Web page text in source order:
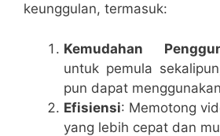
keunggulan, termasuk:
Kemudahan
untuk pemula
pun dapat
Efisiensi: Memotong
yang lebih cepat dan